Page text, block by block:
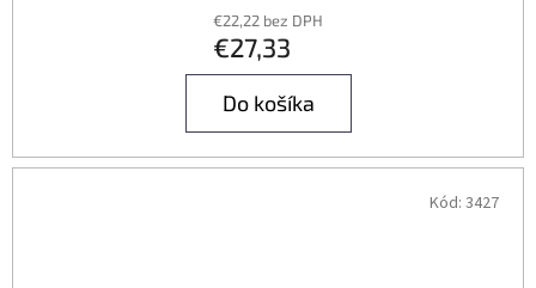
€22,22 bez DPH
€27,33
Do košíka
Kód: 3427